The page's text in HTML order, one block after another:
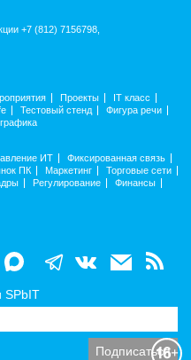
+7 (812) 7156798,
Проекты
IT класс
Тестовый стенд
Фигура речи
ИТ
Фиксированная связь
ПК Маркетинг
Торговые сети
Регулирование
Финансы
SPbIT